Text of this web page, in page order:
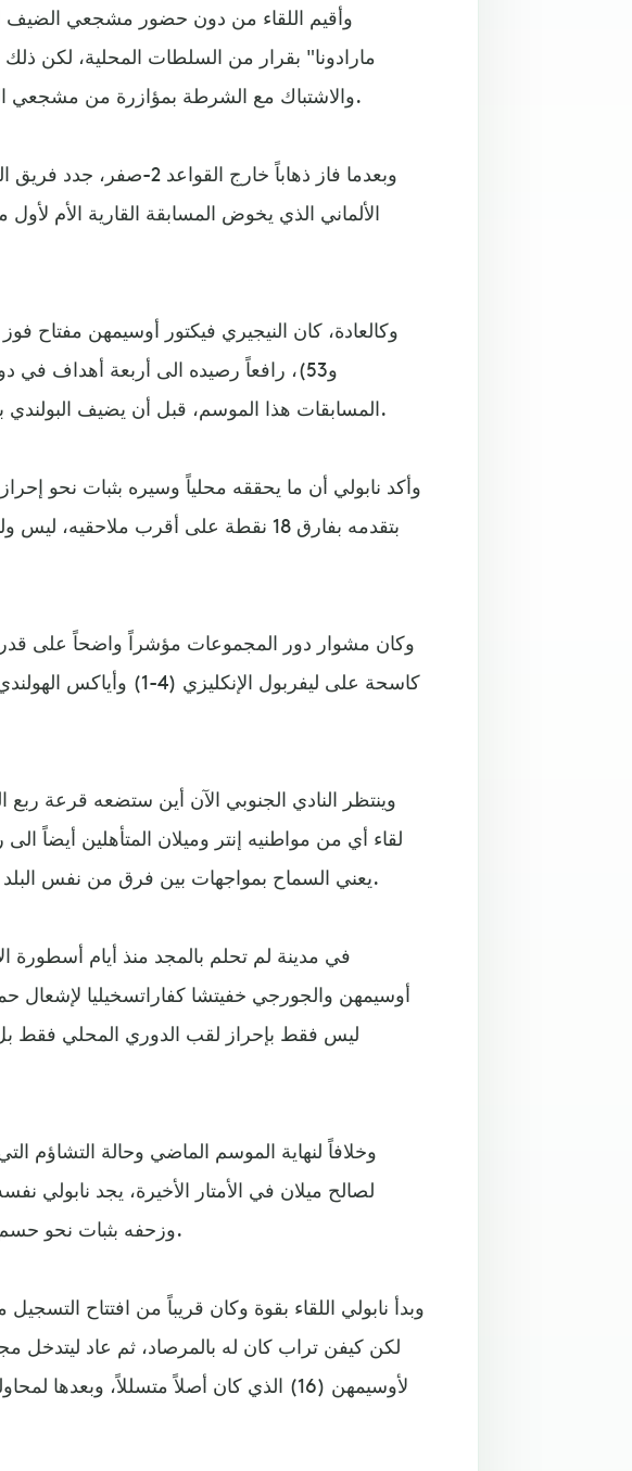
وأقيم اللقاء من دون حضور مشجعي الضيف
مارادونا" بقرار من السلطات المحلية، لكن
والاشتباك مع الشرطة بمؤازرة من مشجعي المنافس المحلي أتالانتا وفق وسائل الإعلام.
وبعدما فاز ذهاباً خارج
الألماني الذي يخوض المسابقة القارية الأم
المسابقات هذا الموسم، قبل أن يضيف البولندي بيوتر زيلينسكي الثالث من ركلة جزاء (64).
بتقدمه بفارق 18 نقطة على أقرب
وكان مشوار دور المجموعات مؤشراً واضحاً على
وينتظر النادي الجنوبي الآن أين ستضعه قرعة ربع
لقاء أي من مواطنيه إنتر وميلان المتأهلين أيضاً
يعني السماح بمواجهات بين فرق من نفس البلد أو بين فرق كانت معاً في دور المجموعات.
في مدينة لم تحلم بالمجد منذ أيام أسطورة
أوسيمهن والجورجي خفيتشا كفاراتسخيليا لإشعال
ليس فقط بإحراز لقب الدوري المحلي فقط
وخلافاً لنهاية الموسم الماضي وحالة التشاؤم
لصالح ميلان في الأمتار الأخيرة، يجد
وزحفه بثبات نحو حسم الدوري المحلي من دون أي منافسة تذكر.
وبدأ نابولي اللقاء بقوة وكان قريباً من افتتاح التسجيل
لكن كيفن تراب كان له بالمرصاد، ثم عاد
لأوسيمهن (16) الذي كان أصلاً متسللاً،